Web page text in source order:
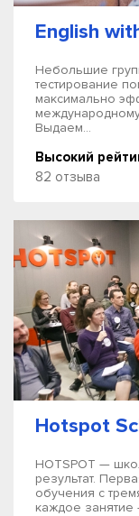
English
Небольшие
тестирование
максимально
международному
Выдаем...
Высокий
82 отзыва
Hotspot
HOTSPOT —
результат.
обучения с
каждое занятие